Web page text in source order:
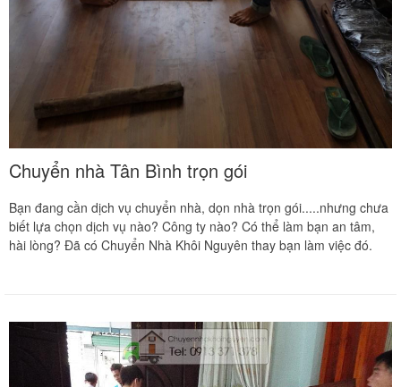
Chuyển nhà Tân Bình trọn gói
Bạn đang cần dịch vụ chuyển nhà, dọn nhà trọn gói.....nhưng chưa
biết lựa chọn dịch vụ nào? Công ty nào? Có thể làm bạn an tâm,
hài lòng? Đã có Chuyển Nhà Khôi Nguyên thay bạn làm việc đó.
Nguyên. Tôi thật sự hài lòng. Cảm ơn quý công ty.
Phạm Minh Tuấn